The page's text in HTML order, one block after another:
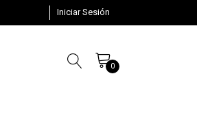
Iniciar Sesión
0